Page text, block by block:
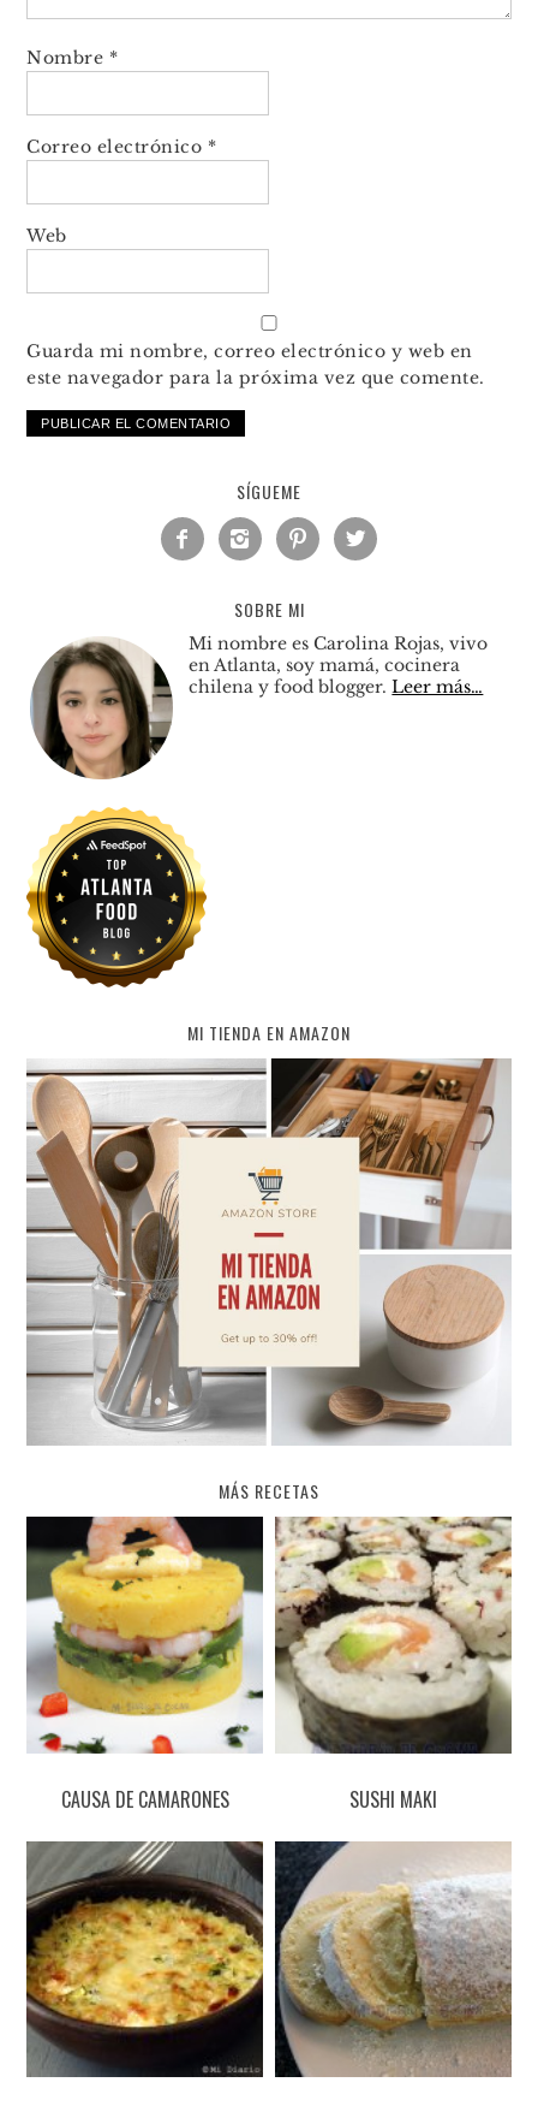
Nombre *
Correo electrónico *
Web
Guarda mi nombre, correo electrónico y web en
este navegador para la próxima vez que comente.
SÍGUEME
   
SOBRE MI
Mi nombre es Carolina Rojas, vivo
en Atlanta, soy mamá, cocinera
chilena y food blogger.Leer más…
MI TIENDA EN AMAZON
MÁS RECETAS
CAUSA DE CAMARONES SUSHI MAKI